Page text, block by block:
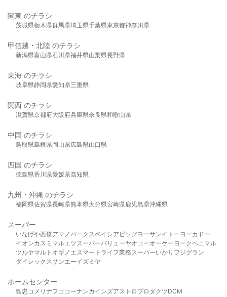
関東 のチラシ
茨城県栃木県群馬県埼玉県千葉県東京都神奈川県
甲信越・北陸 のチラシ
新潟県富山県石川県福井県山梨県長野県
東海 のチラシ
岐阜県静岡県愛知県三重県
関西 のチラシ
滋賀県京都府大阪府兵庫県奈良県和歌山県
中国 のチラシ
鳥取県島根県岡山県広島県山口県
四国 のチラシ
徳島県香川県愛媛県高知県
九州・沖縄 のチラシ
福岡県佐賀県長崎県熊本県大分県宮崎県鹿児島県沖縄県
スーパー
いなげや西條アマノパークスベイシア ビッグヨーサンイトーヨーカドー
イオンカスミ マルエツスーパーバリューヤオコーオーケー ヨークベニマル
ツルヤマルト オギノ エスマート ライフ業務スーパーいかり フジグラン
ダイレックスサンエーイズミヤ
ホームセンター
島忠 コメリ ナフコ コーナンカインズアストロプロダクツDCM